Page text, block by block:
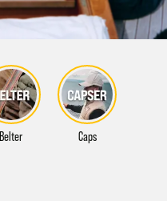
Belter Caps